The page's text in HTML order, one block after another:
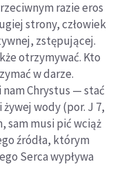
razie eros
strony, człowiek
zstępującej.
otrzymywać. Kto
w darze.
Chrystus — stać
wody (por. J 7,
sam musi pić wciąż
źródła, którym
Serca wypływa